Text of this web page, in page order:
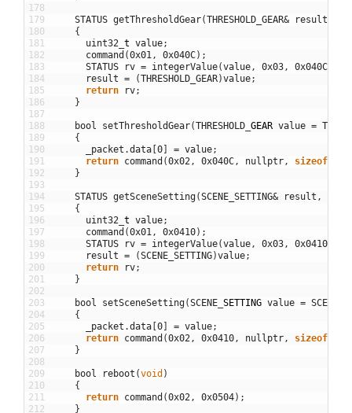
178
179
180
181
182
183
184
185
186
187
188
189
190
191
192
193
194
195
196
197
198
199
200
201
202
203
204
205
206
207
208
209
210
211
212
STATUS getThresholdGear(THRESHOLD_GEAR& result
{
uint32 t value;
command (0x01, 0x040C) ;
STATUS
rv = integerValue(value, 0x03, 0x040C
result = (THRESHOLD_GEAR)value;
return
rv;
}
bool setThresholdGear(THRESHOLD GEAR value =
{
_packet .data 0 = value;
return command (0x02, 0x040C, nullptr, sizeof
}
STATUS getSceneSetting(SCENE_SETTING& result ,
{
uint32 t value;
command (0x01, 0x0410) ;
STATUS
rv = integerValue(value, 0x03, 0x0410
result = (SCENE_SETTING)value;
return
rv;
}
bool setSceneSetting(SCENE SETTING value =
{
_packet .data 0 = value;
return command (0x02, 0x0410, nullptr, sizeof
}
bool reboot (void )
{
return command (0x02, 0x0504) ;
}